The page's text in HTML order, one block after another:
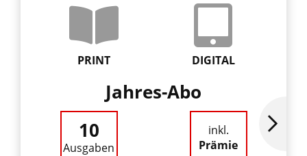
PRINT DIGITAL
Jahres-Abo
10
Ausgaben
inkl.
Prämie